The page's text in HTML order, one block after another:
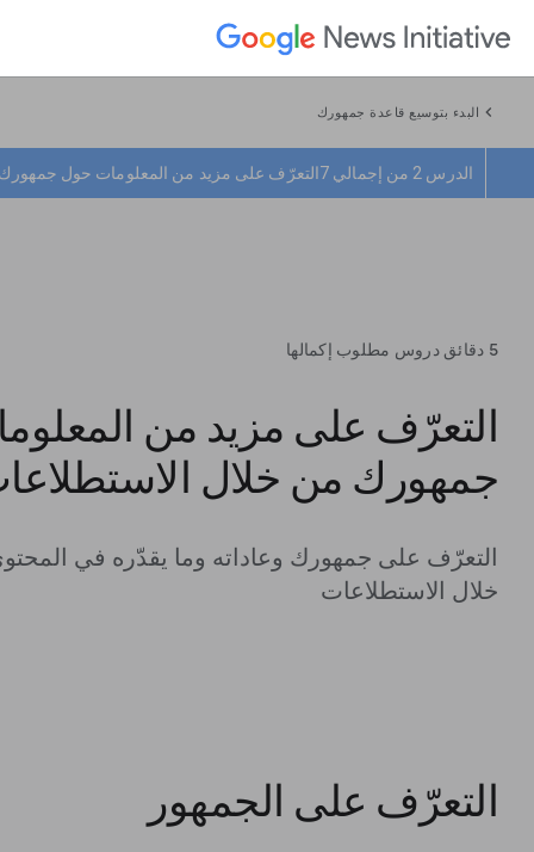
chevron_left البدء بتوسيع قاعدة جمهورك
الدرس 2 من إجمالي 7 التعرّف على مزيد من المعلومات حول
5 دقائق دروس مطلوب إكمالها
التعرّف على مزيد من
جمهورك من خلال
التعرّف على جمهورك وعاداته وما يقدّره في
خلال الاستطلاعات
التعرّف على الجمهور